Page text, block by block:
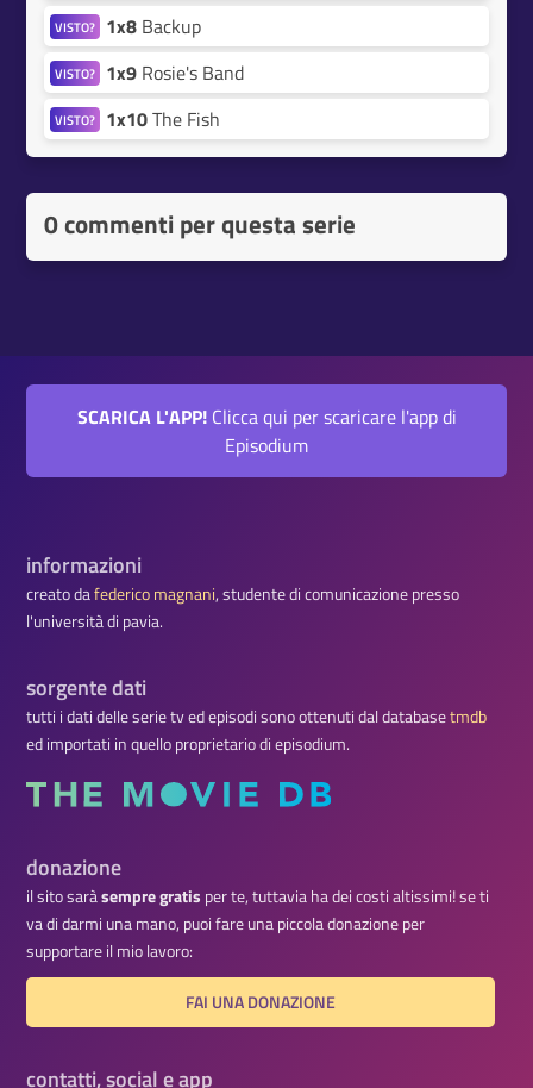
VISTO? 1x8 Backup
VISTO? 1x9 Rosie's Band
VISTO? 1x10The Fish
0 commenti per questa serie
SCARICA L'APP!Clicca qui per scaricare l'app di
Episodium
informazioni
creato dafederico magnani, studente di comunicazione presso
l'università di pavia.
sorgente dati
tutti i dati delle serie tv ed episodi sono ottenuti dal databasetmdb
ed importati in quello proprietario di episodium.
donazione
il sito saràsempre gratis per te, tuttavia ha dei costi altissimi! se ti
va di darmi una mano, puoi fare una piccola donazione per
supportare il mio lavoro:
FAI UNA DONAZIONE
contatti, social e app